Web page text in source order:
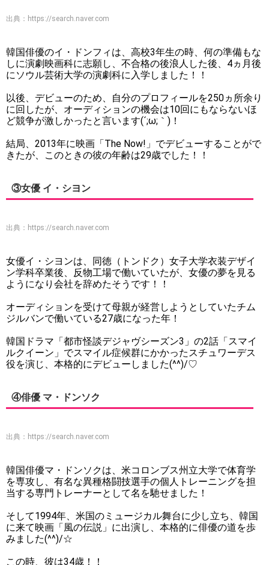
出典： https://search.naver.com
韓国俳優のイ・ドンフィは、高校3年生の時、何の準備もな
しに演劇映画科に志願し、不合格の後浪人した後、4ヵ月後
にソウル芸術大学の演劇科に入学しました！！
以後、デビューのため、自分のプロフィールを250ヵ所余り
に回したが、オーディションの機会は10回にもならないほ
ど競争が激しかったと言います(´;ω;｀)！
結局、2013年に映画「The Now!」でデビューすることがで
きたが、このときの彼の年齢は29歳でした！！
③女優 イ・シヨン
出典： https://search.naver.com
女優イ・シヨンは、同徳（トンドク）女子大学衣装デザイ
ン学科卒業後、反物工場で働いていたが、女優の夢を見る
ようになり会社を辞めたそうです！！
オーディションを受けて母親が経営しようとしていたチム
ジルバンで働いている27歳になった年！
韓国ドラマ「都市怪談デジャヴシーズン3」の2話「スマイ
ルクイーン」でスマイル症候群にかかったスチュワーデス
役を演じ、本格的にデビューしました(^^)/♡
④俳優 マ・ドンソク
出典： https://search.naver.com
韓国俳優マ・ドンソクは、米コロンブス州立大学で体育学
を専攻し、有名な異種格闘技選手の個人トレーニングを担
当する専門トレーナーとして名を馳せました！
そして1994年、米国のミュージカル舞台に少し立ち、韓国
に来て映画「風の伝説」に出演し、本格的に俳優の道を歩
みました(^^)/☆
この時、彼は34歳！！